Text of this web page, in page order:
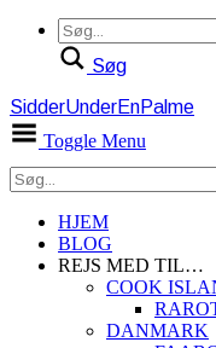
Søg
SidderUnderEnPalme
Toggle Menu
HJEM
BLOG
REJS MED TIL…
COOK
DANMARK